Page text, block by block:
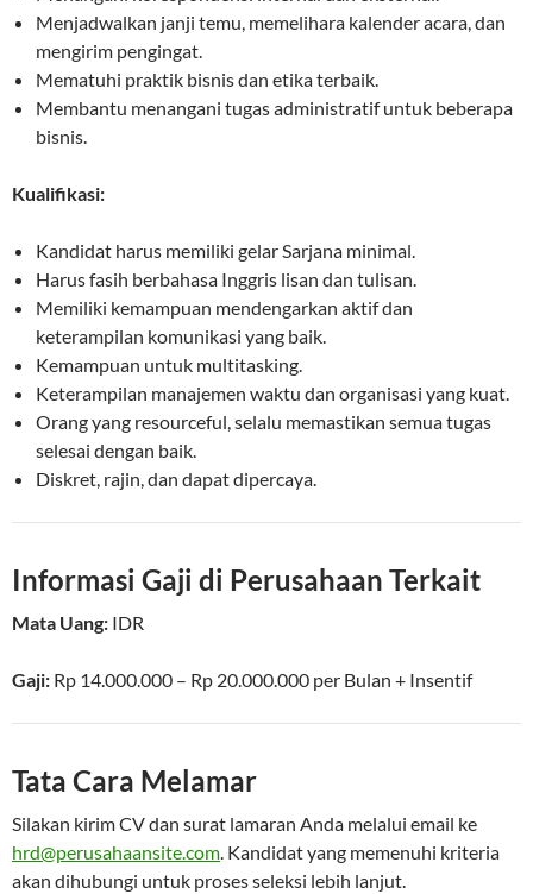
Menjadwalkan janji temu, memelihara kalender acara, dan
mengirim pengingat.
Mematuhi praktik bisnis dan etika terbaik.
Membantu menangani tugas administratif untuk beberapa
bisnis.
Kualifikasi:
Kandidat harus memiliki gelar Sarjana minimal.
Harus fasih berbahasa Inggris lisan dan tulisan.
Memiliki kemampuan mendengarkan aktif dan
keterampilan komunikasi yang baik.
Kemampuan untuk multitasking.
Keterampilan manajemen waktu dan organisasi yang kuat.
Orang yang resourceful, selalu memastikan semua tugas
selesai dengan baik.
Diskret, rajin, dan dapat dipercaya.
Informasi Gaji di Perusahaan Terkait
Mata Uang: IDR
Gaji: Rp 14.000.000 – Rp 20.000.000 per Bulan + Insentif
Tata Cara Melamar
Silakan kirim CV dan surat lamaran Anda melalui email ke
hrd@perusahaansite.com. Kandidat yang memenuhi kriteria
akan dihubungi untuk proses seleksi lebih lanjut.